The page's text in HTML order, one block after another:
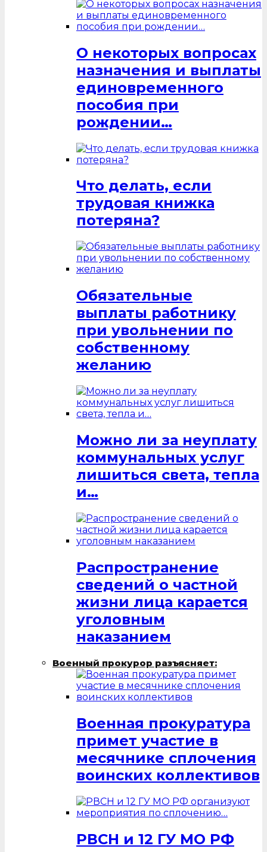
О некоторых вопросах
назначения и выплаты
единовременного
пособия при
рождении…
Что делать, если
трудовая книжка
потеряна?
Обязательные
выплаты работнику
при увольнении по
собственному
желанию
Можно ли за неуплату
коммунальных услуг
лишиться света, тепла
и…
Распространение
сведений о частной
жизни лица карается
уголовным
наказанием
Военный прокурор разъясняет:
Военная прокуратура
примет участие в
месячнике сплочения
воинских коллективов
РВСН и 12 ГУ МО РФ